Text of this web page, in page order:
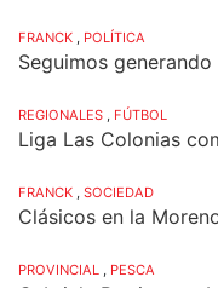
FRANCK , POLÍTICA
Seguimos
REGIONALES , FÚTBOL
Liga Las Colonias
FRANCK , SOCIEDAD
Clásicos en la
PROVINCIAL , PESCA